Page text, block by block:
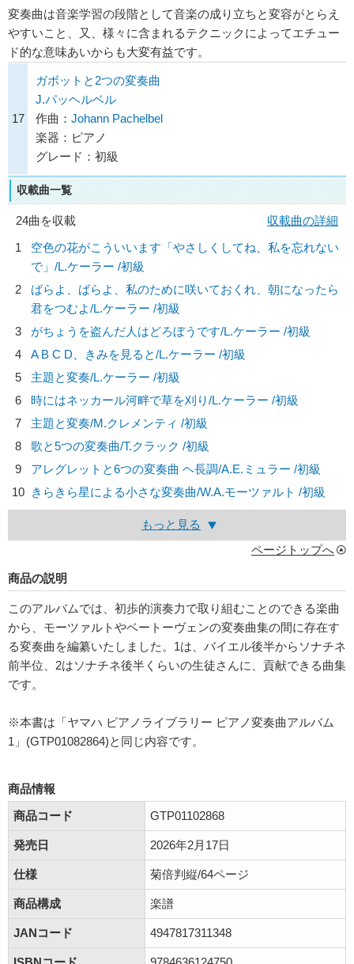
変奏曲は音楽学習の段階として音楽の成り立ちと変容がとらえ
やすいこと、又、様々に含まれるテクニックによってエチュー
ド的な意味あいからも大変有益です。
17
ガボットと2つの変奏曲
J.パッヘルベル
作曲： Johann Pachelbel
楽器：ピアノ
グレード：初級
収載曲一覧
24曲を収載
収載曲の詳細
1
空色の花がこういいます「やさしくしてね、私を忘れない
で」/L.ケーラー /初級
2
ばらよ、ばらよ、私のために咲いておくれ、朝になったら
君をつむよ/L.ケーラー /初級
3
がちょうを盗んだ人はどろぼうです/L.ケーラー /初級
4
A B C D、きみを見ると/L.ケーラー /初級
5
主題と変奏/L.ケーラー /初級
6
時にはネッカール河畔で草を刈り/L.ケーラー /初級
7
主題と変奏/M.クレメンティ /初級
8
歌と5つの変奏曲/T.クラック /初級
9
アレグレットと6つの変奏曲 ヘ長調/A.E.ミュラー /初級
10 きらきら星による小さな変奏曲/W.A.モーツァルト /初級
もっと見る
ページトップへ
商品の説明
このアルバムでは、初歩的演奏力で取り組むことのできる楽曲
から、モーツァルトやベートーヴェンの変奏曲集の間に存在す
る変奏曲を編纂いたしました。1は、バイエル後半からソナチネ
前半位、2はソナチネ後半くらいの生徒さんに、貢献できる曲集
です。
※本書は「ヤマハ ピアノライブラリー ピアノ変奏曲アルバム
1」(GTP01082864)と同じ内容です。
商品情報
商品コード
GTP01102868
発売日 2026年2月17日
仕様 菊倍判縦/64ページ
商品構成 楽譜
JANコード 4947817311348